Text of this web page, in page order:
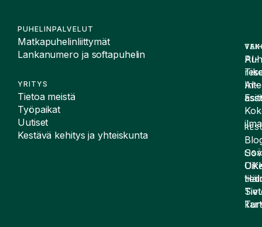
PUHELINPALVELUT
Matkapuhelinliittymät
Lankanumero ja softapuhelin
YRITYS
Tietoa meistä
Työpaikat
Uutiset
Kestävä kehitys ja yhteiskunta
AI-
AI-